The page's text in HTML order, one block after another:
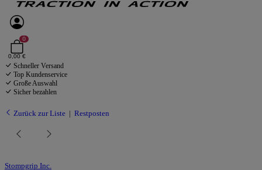
0
0,00 €
Schneller Versand
Top Kundenservice
Große Auswahl
Sicher bezahlen
Zurück zur Liste Restposten
Stompgrip Inc.